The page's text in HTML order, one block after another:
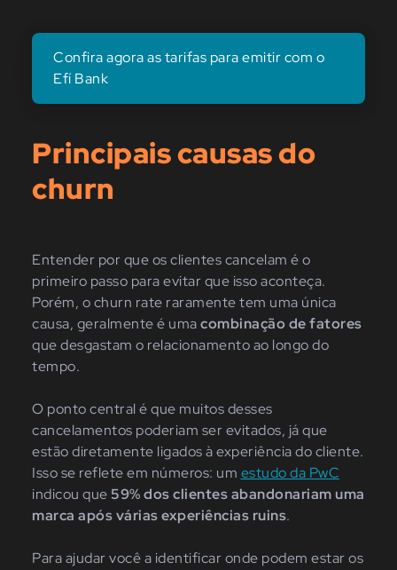
Confira agora as tarifas para emitir com o
Efí Bank
Principais causas do
churn
Entender por que os clientes cancelam é o
primeiro passo para evitar que isso aconteça.
Porém, o churn rate raramente tem uma única
causa, geralmente é umacombinação de fatores
que desgastam o relacionamento ao longo do
tempo.
O ponto central é que muitos desses
cancelamentos poderiam ser evitados, já que
estão diretamente ligados à experiência do cliente.
Isso se reflete em números: um estudo da PwC
indicou que59% dos clientes abandonariam uma
marca após várias experiências ruins.
Para ajudar você a identificar onde podem estar os